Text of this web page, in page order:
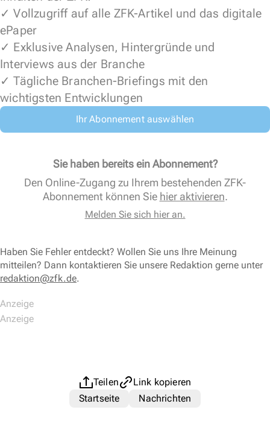
✓ Vollzugriff auf alle ZFK-Artikel und das digitale
ePaper
✓ Exklusive Analysen, Hintergründe und
Interviews aus der Branche
✓ Tägliche Branchen-Briefings mit den
wichtigsten Entwicklungen
Ihr Abonnement auswählen
Sie haben bereits ein Abonnement?
Den Online-Zugang zu Ihrem bestehenden ZFK-
Abonnement können Sie hier aktivieren.
Melden Sie sich hier an.
Haben Sie Fehler entdeckt? Wollen Sie uns Ihre Meinung
mitteilen? Dann kontaktieren Sie unsere Redaktion gerne unter
redaktion@zfk.de.
Teilen
Link kopieren
Startseite
Nachrichten